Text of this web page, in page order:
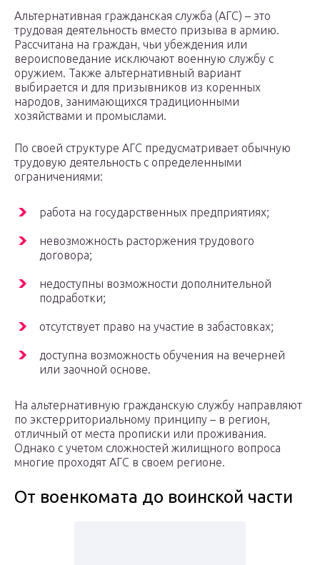
Альтернативная гражданская служба (АГС) – это
трудовая деятельность вместо призыва в армию.
Рассчитана на граждан, чьи убеждения или
вероисповедание исключают военную службу с
оружием. Также альтернативный вариант
выбирается и для призывников из коренных
народов, занимающихся традиционными
хозяйствами и промыслами.
По своей структуре АГС предусматривает обычную
трудовую деятельность с определенными
ограничениями:
работа на государственных предприятиях;
невозможность расторжения трудового
договора;
недоступны возможности дополнительной
подработки;
отсутствует право на участие в забастовках;
доступна возможность обучения на вечерней
или заочной основе.
На альтернативную гражданскую службу направляют
по экстерриториальному принципу – в регион,
отличный от места прописки или проживания.
Однако с учетом сложностей жилищного вопроса
многие проходят АГС в своем регионе.
От военкомата до воинской части